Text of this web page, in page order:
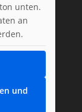
unten.
an
und